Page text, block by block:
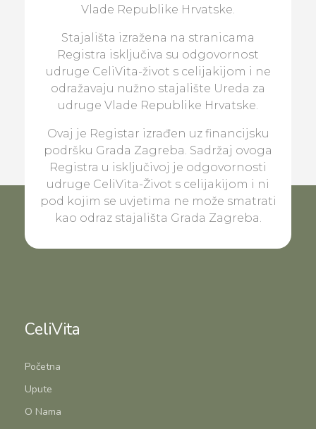
Vlade Republike Hrvatske.
Stajališta izražena na stranicama
Registra isključiva su odgovornost
udruge CeliVita-život s celijakijom i ne
odražavaju nužno stajalište Ureda za
udruge Vlade Republike Hrvatske.
Ovaj je Registar izrađen uz financijsku
podršku Grada Zagreba. Sadržaj ovoga
Registra u isključivoj je odgovornosti
udruge CeliVita-Život s celijakijom i ni
pod kojim se uvjetima ne može smatrati
kao odraz stajališta Grada Zagreba.
CeliVita
Početna
Upute
O Nama